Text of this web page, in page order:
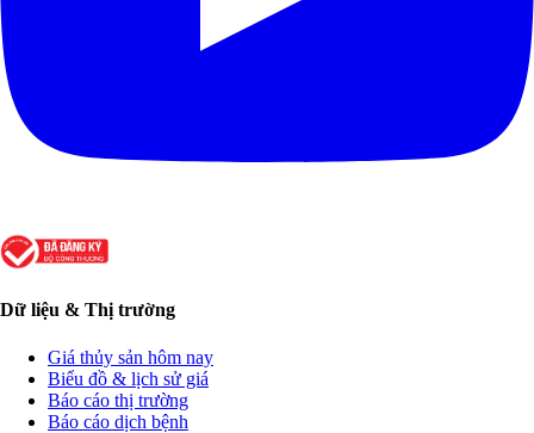
Dữ liệu & Thị trường
Giá thủy sản hôm nay
Biểu đồ & lịch sử giá
Báo cáo thị trường
Báo cáo dịch bệnh